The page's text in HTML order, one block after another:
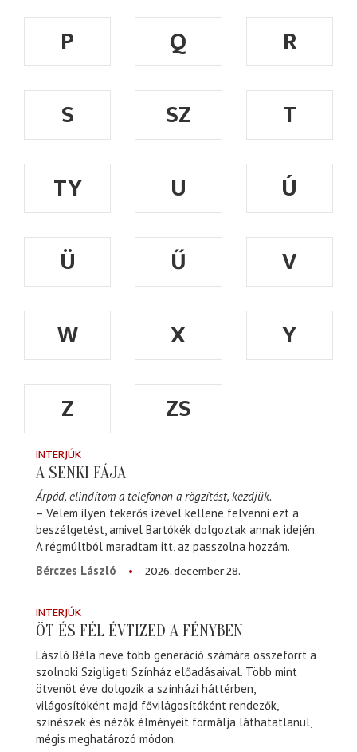
P Q
R
S
SZ
T
TY
U
Ú
Ü
Ű
V
W
X
Y
Z
ZS
INTERJÚK
A SENKI FÁJA
Árpád, elindítom a telefonon a rögzítést, kezdjük.
– Velem ilyen tekerős izével kellene felvenni ezt a
beszélgetést, amivel Bartókék dolgoztak annak idején.
A régmúltból maradtam itt, az passzolna hozzám.
Bérczes László
2026. december 28.
INTERJÚK
ÖT ÉS FÉL ÉVTIZED A FÉNYBEN
László Béla neve több generáció számára összeforrt a
szolnoki Szigligeti Színház előadásaival. Több mint
ötvenöt éve dolgozik a színházi háttérben,
világosítóként majd fővilágosítóként rendezők,
színészek és nézők élményeit formálja láthatatlanul,
mégis meghatározó módon.